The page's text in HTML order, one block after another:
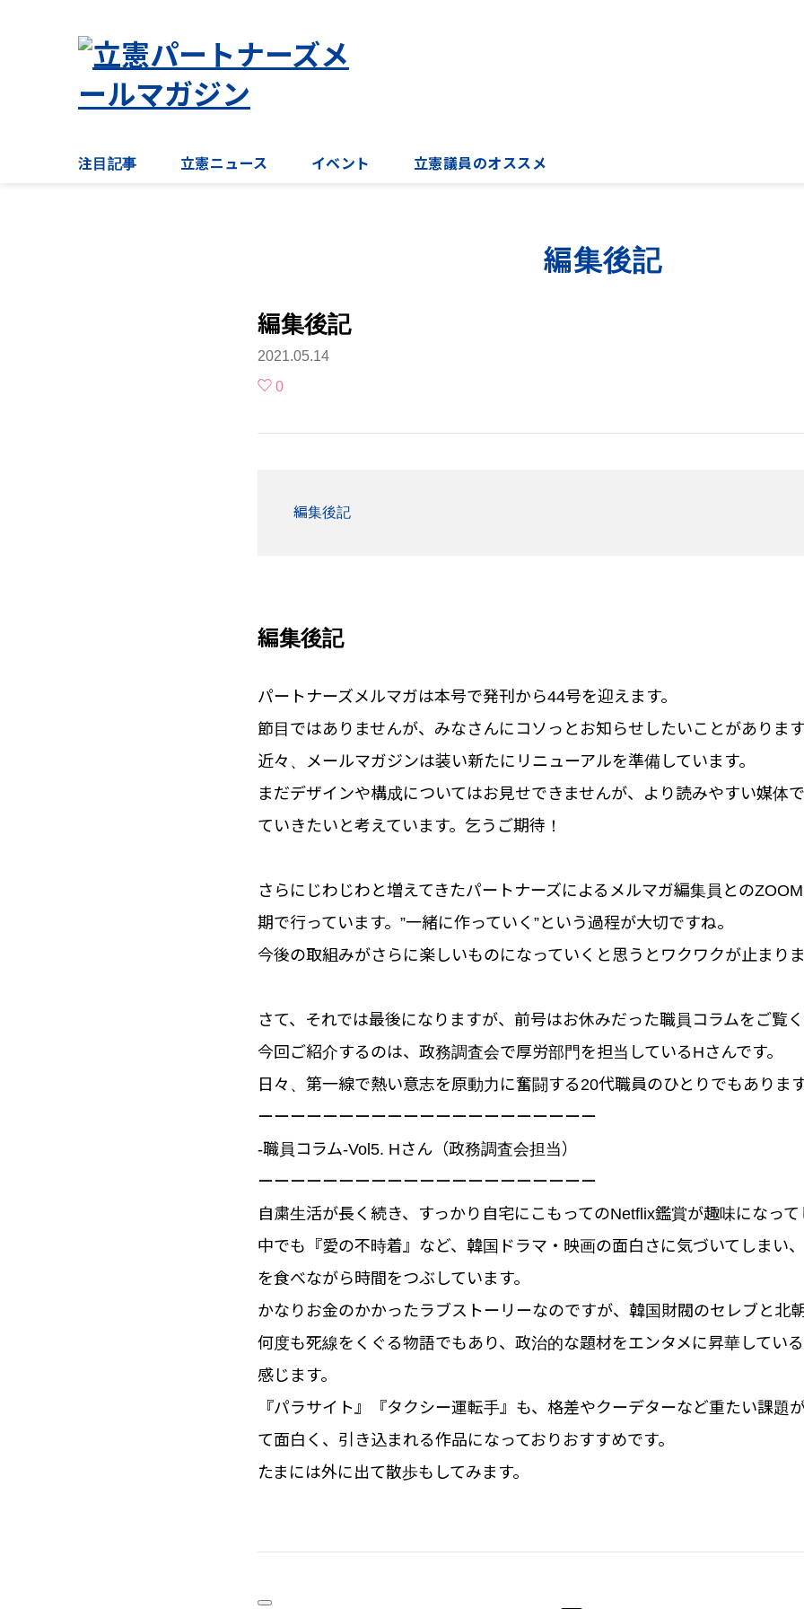
注目記事 立憲ニュース イベント 立憲議員のオススメ
編集後記
編集後記
2021.05.14
0
編集後記
編集後記
パートナーズメルマガは本号で発刊から44号を迎えます。
節目ではありませんが、みなさんにコソっとお知らせしたいことがあります
近々、メールマガジンは装い新たにリニューアルを準備しています。
まだデザインや構成についてはお見せできませんが、より読みやすい媒体
ていきたいと考えています。乞うご期待！
さらにじわじわと増えてきたパートナーズによるメルマガ編集員との
期で行っています。”一緒に作っていく”という過程が大切ですね。
今後の取組みがさらに楽しいものになっていくと思うとワクワクが止まりま
さて、それでは最後になりますが、前号はお休みだった職員コラムをご覧く
今回ご紹介するのは、政務調査会で厚労部門を担当しているHさんです。
日々、第一線で熱い意志を原動力に奮闘する20代職員のひとりでもあります
ーーーーーーーーーーーーーーーーーーーーー
-職員コラム-Vol5. Hさん（政務調査会担当）
ーーーーーーーーーーーーーーーーーーーーー
自粛生活が長く続き、すっかり自宅にこもってのNetflix鑑賞が趣味になって
中でも『愛の不時着』など、韓国ドラマ・映画の面白さに気づいてしまい
を食べながら時間をつぶしています。
かなりお金のかかったラブストーリーなのですが、韓国財閥のセレブと北
何度も死線をくぐる物語でもあり、政治的な題材をエンタメに昇華してい
感じます。
『パラサイト』『タクシー運転手』も、格差やクーデターなど重たい課題
て面白く、引き込まれる作品になっておりおすすめです。
たまには外に出て散歩もしてみます。